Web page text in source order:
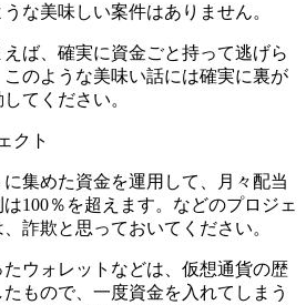
な美味しい案件はありません。
ば、確実に資金ごと持って逃げら
のような美味い話には確実に裏が
てください。
クト
集めた資金を運用して、月々配当
100％を超えます。などのプロジェ
詐欺と思っておいてください。
ウォレットなどは、仮想通貨の歴
もので、一度資金を入れてしまう